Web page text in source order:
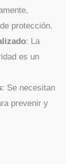
protección.
: La
es un
: Se necesitan
prevenir y